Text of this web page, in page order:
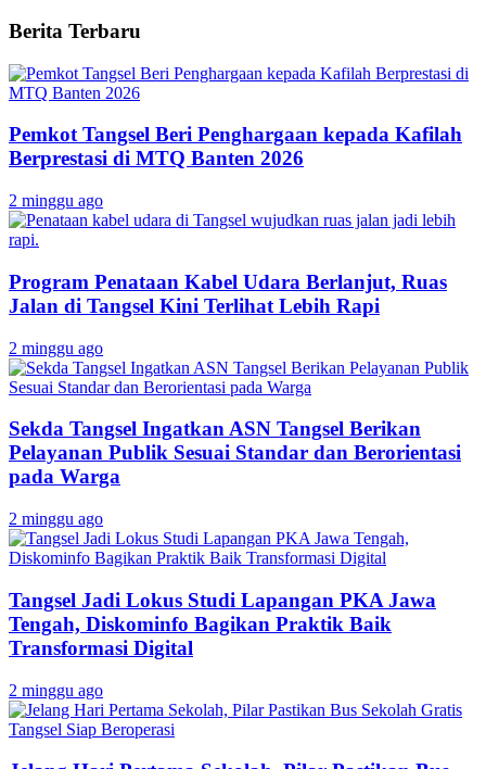
Berita Terbaru
Pemkot Tangsel Beri Penghargaan kepada Kafilah
Berprestasi di MTQ Banten 2026
2 minggu ago
Program Penataan Kabel Udara Berlanjut, Ruas
Jalan di Tangsel Kini Terlihat Lebih Rapi
2 minggu ago
Sekda Tangsel Ingatkan ASN Tangsel Berikan
Pelayanan Publik Sesuai Standar dan Berorientasi
pada Warga
2 minggu ago
Tangsel Jadi Lokus Studi Lapangan PKA Jawa
Tengah, Diskominfo Bagikan Praktik Baik
Transformasi Digital
2 minggu ago